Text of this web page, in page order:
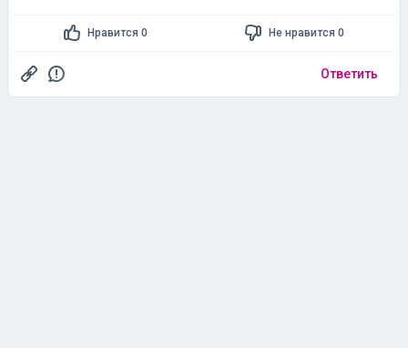
Нравится 0 Не нравится 0
Ответить